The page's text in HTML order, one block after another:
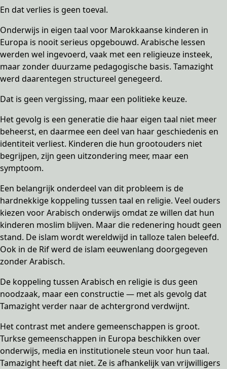
En dat verlies is geen toeval.
Onderwijs in eigen taal voor Marokkaanse kinderen in
Europa is nooit serieus opgebouwd. Arabische lessen
werden wel ingevoerd, vaak met een religieuze insteek,
maar zonder duurzame pedagogische basis. Tamazight
werd daarentegen structureel genegeerd.
Dat is geen vergissing, maar een politieke keuze.
Het gevolg is een generatie die haar eigen taal niet meer
beheerst, en daarmee een deel van haar geschiedenis en
identiteit verliest. Kinderen die hun grootouders niet
begrijpen, zijn geen uitzondering meer, maar een
symptoom.
Een belangrijk onderdeel van dit probleem is de
hardnekkige koppeling tussen taal en religie. Veel ouders
kiezen voor Arabisch onderwijs omdat ze willen dat hun
kinderen moslim blijven. Maar die redenering houdt geen
stand. De islam wordt wereldwijd in talloze talen beleefd.
Ook in de Rif werd de islam eeuwenlang doorgegeven
zonder Arabisch.
De koppeling tussen Arabisch en religie is dus geen
noodzaak, maar een constructie — met als gevolg dat
Tamazight verder naar de achtergrond verdwijnt.
Het contrast met andere gemeenschappen is groot.
Turkse gemeenschappen in Europa beschikken over
onderwijs, media en institutionele steun voor hun taal.
Tamazight heeft dat niet. Ze is afhankelijk van vrijwilligers